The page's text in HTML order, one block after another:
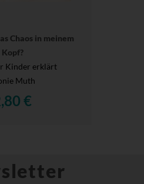
Chaos in meinem
Kopf?
Kinder erklärt
Muth
€